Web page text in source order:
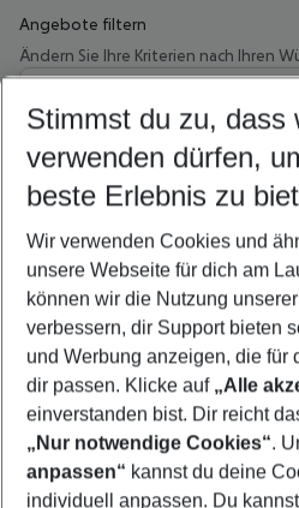
Angebote filtern
Ändern Sie Ihre Kriterien nach Ihren
Beliebiger Abflughafen
Wähle deinen Reisezeitraum
5-8
2 Erwachsene Keine Kinder
Mehr Filter
Footer
Footer navigation
Stimmst du zu, dass
verwenden dürfen,
beste Erlebnis zu
Wir verwenden Cookies und
unsere Webseite für dich am
können wir die Nutzung
verbessern, dir Support bieten
und Werbung anzeigen, die für
dir passen. Klicke auf „Alle
einverstanden bist. Dir reicht
„Nur notwendige Cookies“.
anpassen“ kannst du deine
individuell anpassen. Du